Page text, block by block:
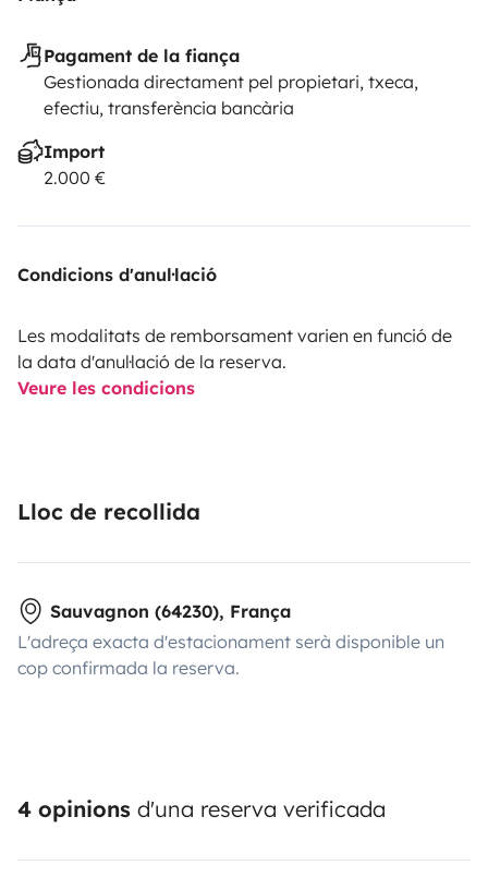
A bientôt Aurore et Alexandre
Pagament de la fiança
Gestionada directament pel propietari, txeca,
efectiu, transferència bancària
Import
2.000 €
Condicions d'anul·lació
Les modalitats de remborsament varien en funció de
la data d'anul·lació de la reserva.
Veure les condicions
Lloc de recollida
Sauvagnon (64230), França
L'adreça exacta d'estacionament serà disponible un
cop confirmada la reserva.
4 opinions d'una reserva verificada